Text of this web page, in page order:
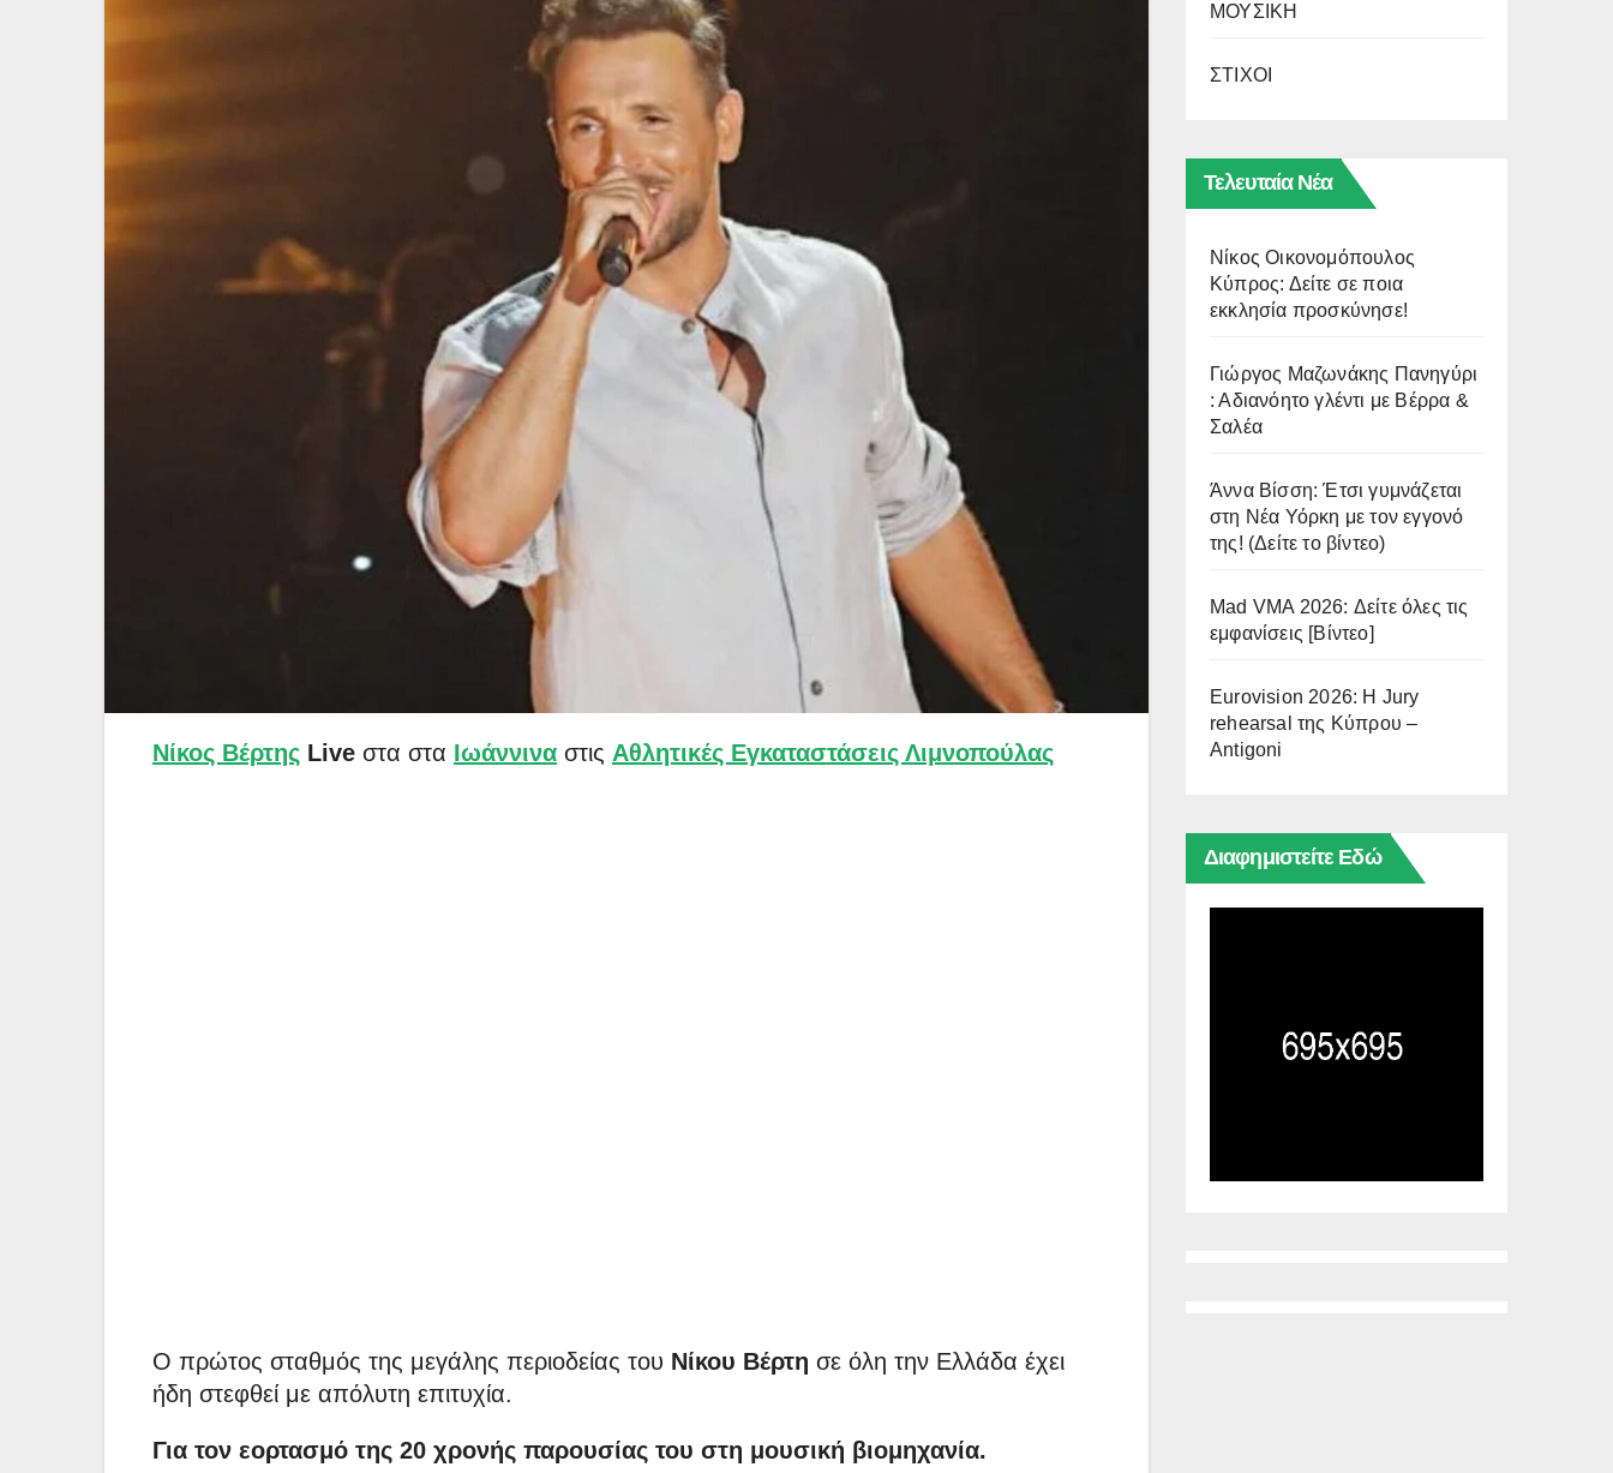
Νίκος Βέρτης Live στα στα Ιωάννινα στις Αθλητικές Εγκαταστάσεις Λιμνοπούλας
Ο πρώτος σταθμός της μεγάλης περιοδείας του Νίκου Βέρτη σε όλη την Ελλάδα έχει
ήδη στεφθεί με απόλυτη επιτυχία.
Για τον εορτασμό της 20 χρονής παρουσίας του στη μουσική βιομηχανία.
ΜΟΥΣΙΚΗ
ΣΤΙΧΟΙ
Τελευταία Νέα
Νίκος Οικονομόπουλος
Κύπρος: Δείτε σε ποια
εκκλησία προσκύνησε!
Γιώργος Μαζωνάκης Πανηγύρι
: Αδιανόητο γλέντι με Βέρρα &
Σαλέα
Άννα Βίσση: Έτσι γυμνάζεται
στη Νέα Υόρκη με τον εγγονό
της! (Δείτε το βίντεο)
Mad VMA 2026: Δείτε όλες τις
εμφανίσεις [Βίντεο]
Eurovision 2026: Η Jury
rehearsal της Κύπρου –
Antigoni
Διαφημιστείτε Εδώ